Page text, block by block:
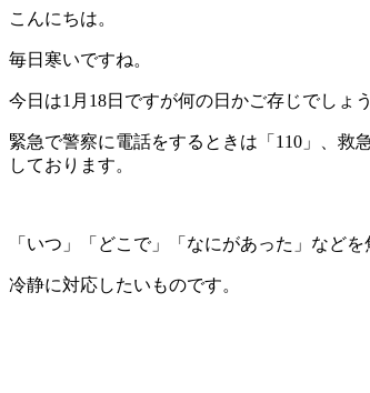
こんにちは。
毎日寒いですね。
今日は1月18日ですが何の日かご存じでしょ
緊急で警察に電話をするときは「110」、救
しております。
「いつ」「どこで」「なにがあった」など
冷静に対応したいものです。